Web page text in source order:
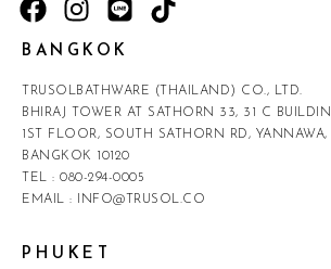
BANGKOK
TRUSOLBATHWARE (THAILAND) CO., LTD.
BHIRAJ TOWER AT SATHORN 33, 31 C
1ST FLOOR, SOUTH SATHORN RD, YANNAWA,
BANGKOK 10120
TEL : 080-294-0005
EMAIL :
INFO@TRUSOL.CO
PHUKET